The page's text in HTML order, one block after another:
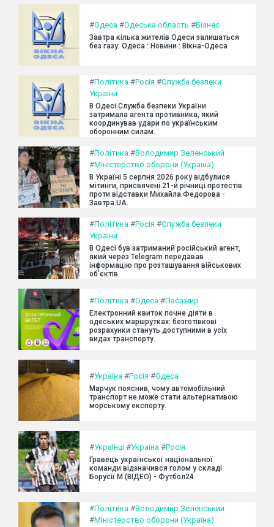
#Одеса #Одеська область #Бізнес
Завтра кілька жителів Одеси залишаться
без газу: Одеса : Новини : Вікна-Одеса
#Політика #Росія #Служба безпеки
України
В Одесі Служба безпеки України
затримала агента противника, який
координував удари по українським
оборонним силам.
#Політика #Володимир Зеленський
#Міністерство оборони (Україна)
В Україні 5 серпня 2026 року відбулися
мітинги, присвячені 21-й річниці протестів
проти відставки Михайла Федорова -
Завтра.UA.
#Політика #Росія #Служба безпеки
України
В Одесі був затриманий російський агент,
який через Telegram передавав
інформацію про розташування військових
об'єктів.
#Політика #Одеса #Пасажир
Електронний квиток почне діяти в
одеських маршрутках: безготівкові
розрахунки стануть доступними в усіх
видах транспорту.
#Україна #Росія #Одеса
Марчук пояснив, чому автомобільний
транспорт не може стати альтернативою
морському експорту.
#Українці #Україна #Росія
Гравець української національної
команди відзначився голом у складі
Борусії М (ВІДЕО) - Футбол24
#Політика #Володимир Зеленський
#Міністерство оборони (Україна)